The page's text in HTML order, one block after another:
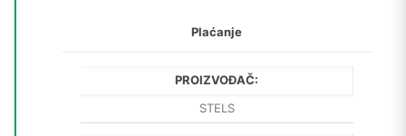
Plaćanje
PROIZVOĐAČ:
STELS